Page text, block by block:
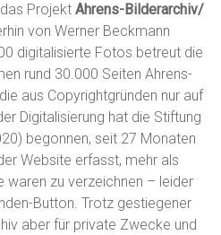
ProjektAhrens-Bilderarchiv/
von Werner Beckmann
digitalisierte Fotos betreut die
rund 30.000 Seiten Ahrens-
aus Copyrightgründen nur auf
Digitalisierung hat die Stiftung
begonnen, seit 27 Monaten
Website erfasst, mehr als
waren zu verzeichnen – leider
Button. Trotz gestiegener
aber für private Zwecke und